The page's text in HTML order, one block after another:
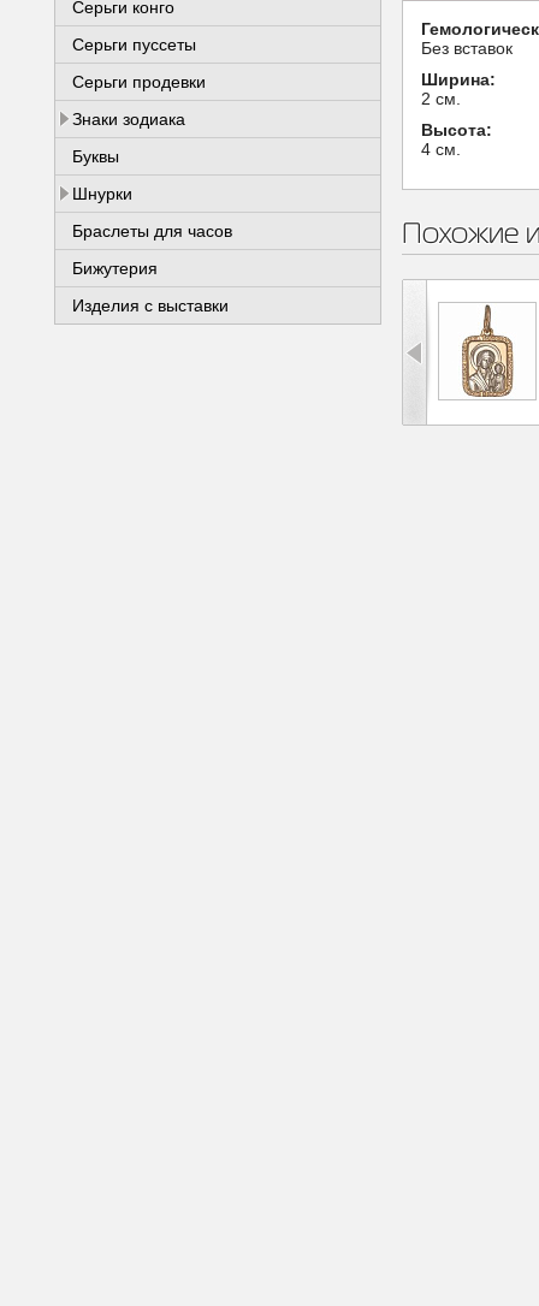
Серьги конго
Серьги пуссеты
Серьги продевки
Знаки зодиака
Буквы
Шнурки
Браслеты для часов
Бижутерия
Изделия с выставки
Без вставок
Ширина:
2 см.
Высота:
4 см.
Похожие